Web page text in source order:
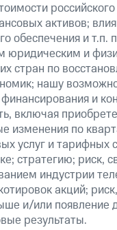
активов;
обеспечения и т.п.
юридическим и
стран по
нашу
и
включая
изменения по
услуг и
стратегию; риск,
индустрии
акций;
и/или появление
результаты.